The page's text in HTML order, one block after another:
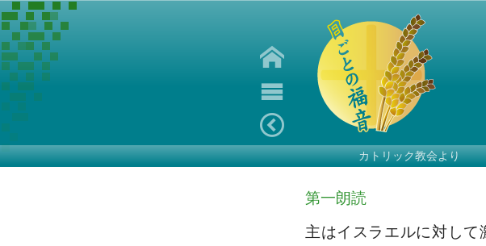
カトリック教会より
第一朗読
主はイスラエルに対し